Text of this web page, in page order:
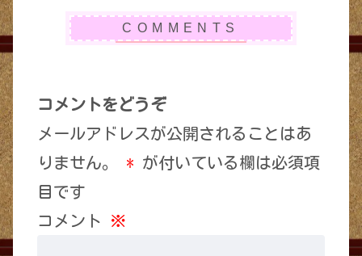
コメントをどうぞ
メールアドレスが公開されることはあ
りません。
* が付いている欄は必須項
目です
コメント ※